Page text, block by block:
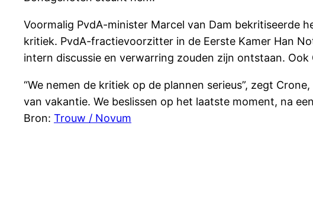
Voormalig PvdA-minister Marcel van Dam bekritiseerde
kritiek. PvdA-fractievoorzitter in de Eerste Kamer Han
intern discussie en verwarring zouden zijn ontstaan.
“We nemen de kritiek op de plannen serieus”, zegt
van vakantie. We beslissen op het laatste moment, na
Bron: Trouw / Novum